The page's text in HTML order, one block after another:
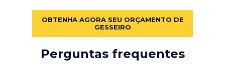
OBTENHA AGORA SEU ORÇAMENTO DE
GESSEIRO
Perguntas frequentes